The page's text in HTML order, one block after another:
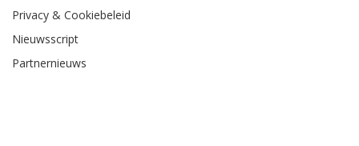
Privacy & Cookiebeleid
Nieuwsscript
Partnernieuws